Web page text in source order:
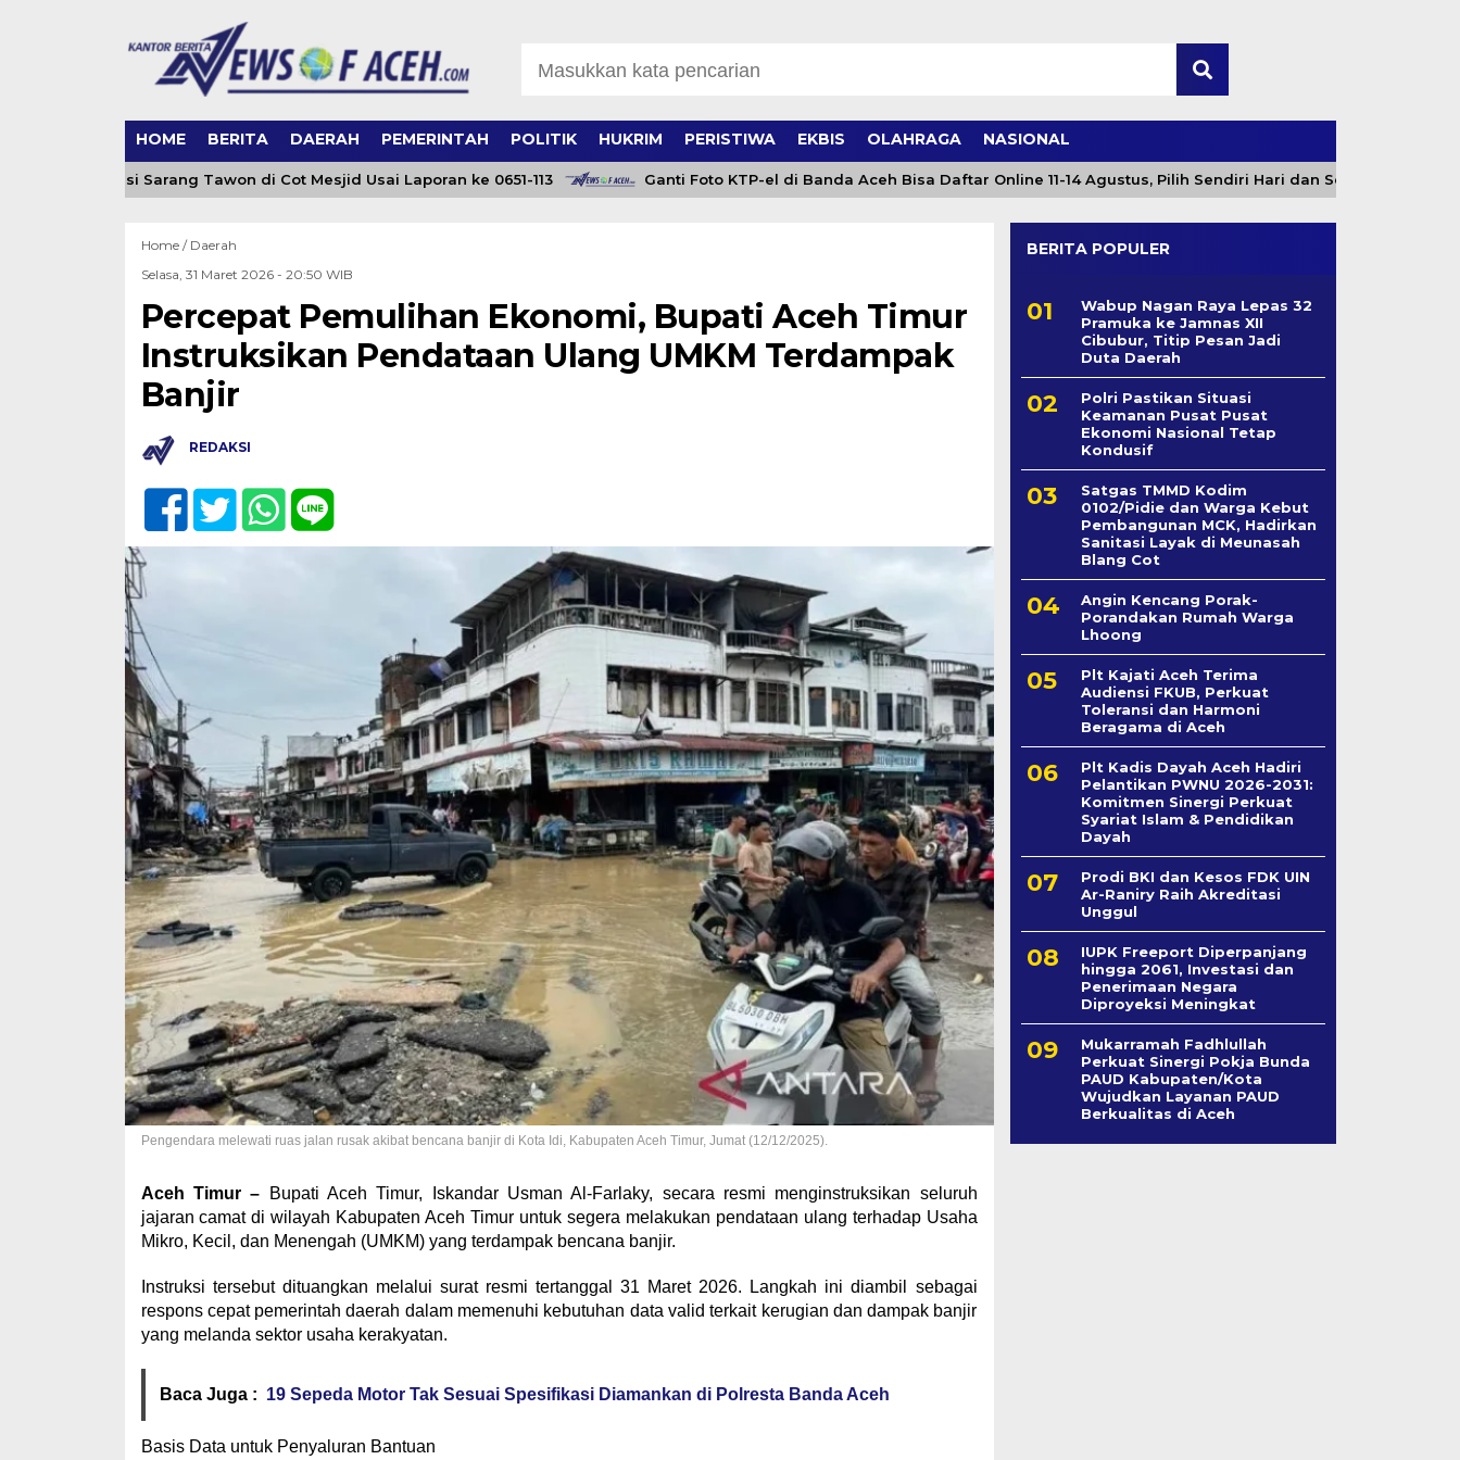
HOME BERITA DAERAH PEMERINTAH POLITIK HUKRIM PERISTIWA EKBIS OLAHRAGA NASIONAL
Evakuasi Sarang Tawon di Cot Mesjid Usai Laporan ke 0651-113 Ganti Foto KTP-el di Banda Aceh Bisa Daftar Online 11-14 Agustus, Pilih Sendiri Hari dan Sesi
Home / Daerah
Selasa, 31 Maret 2026 - 20:50 WIB
Percepat Pemulihan Ekonomi, Bupati Aceh Timur
Instruksikan Pendataan Ulang UMKM Terdampak
Banjir
REDAKSI
Pengendara melewati ruas jalan rusak akibat bencana banjir di Kota Idi, Kabupaten Aceh Timur, Jumat (12/12/2025).
Aceh Timur – Bupati Aceh Timur, Iskandar Usman Al-Farlaky, secara resmi menginstruksikan seluruh
jajaran camat di wilayah Kabupaten Aceh Timur untuk segera melakukan pendataan ulang terhadap Usaha
Mikro, Kecil, dan Menengah (UMKM) yang terdampak bencana banjir.
​Instruksi tersebut dituangkan melalui surat resmi tertanggal 31 Maret 2026. Langkah ini diambil sebagai
respons cepat pemerintah daerah dalam memenuhi kebutuhan data valid terkait kerugian dan dampak banjir
yang melanda sektor usaha kerakyatan.
Baca Juga : 19 Sepeda Motor Tak Sesuai Spesifikasi Diamankan di Polresta Banda Aceh
​Basis Data untuk Penyaluran Bantuan
BERITA POPULER
Wabup Nagan Raya Lepas 32
Pramuka ke Jamnas XII
Cibubur, Titip Pesan Jadi
Duta Daerah
Polri Pastikan Situasi
Keamanan Pusat Pusat
Ekonomi Nasional Tetap
Kondusif
Satgas TMMD Kodim
0102/Pidie dan Warga Kebut
Pembangunan MCK, Hadirkan
Sanitasi Layak di Meunasah
Blang Cot
Angin Kencang Porak-
Porandakan Rumah Warga
Lhoong
Plt Kajati Aceh Terima
Audiensi FKUB, Perkuat
Toleransi dan Harmoni
Beragama di Aceh
Plt Kadis Dayah Aceh Hadiri
Pelantikan PWNU 2026-2031:
Komitmen Sinergi Perkuat
Syariat Islam & Pendidikan
Dayah
Prodi BKI dan Kesos FDK UIN
Ar-Raniry Raih Akreditasi
Unggul
IUPK Freeport Diperpanjang
hingga 2061, Investasi dan
Penerimaan Negara
Diproyeksi Meningkat
Mukarramah Fadhlullah
Perkuat Sinergi Pokja Bunda
PAUD Kabupaten/Kota
Wujudkan Layanan PAUD
Berkualitas di Aceh